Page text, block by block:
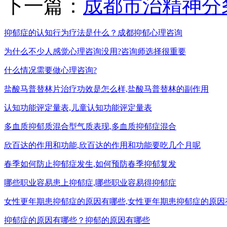
下一篇： 成都市治精神
抑郁症的认知行为疗法是什么？成都抑郁心理咨询
为什么不少人感觉心理咨询没用?咨询师选择很重要
什么情况需要做心理咨询?
盐酸马普替林片治疗功效是怎么样,盐酸马普替林的副作用
认知功能评定量表,儿童认知功能评定量表
多血质抑郁质混合型气质表现,多血质抑郁症混合
欣百达的作用和功能,欣百达的作用和功能要吃几个月呢
春季如何防止抑郁症发生,如何预防春季抑郁复发
哪些职业容易患上抑郁症,哪些职业容易得抑郁症
女性更年期患抑郁症的原因有哪些,女性更年期患抑郁症的原
抑郁症的原因有哪些？抑郁的原因有哪些